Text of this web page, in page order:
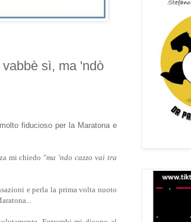
sì, ma 'ndò
fiducioso per la Maratona e
mi chiedo "ma 'ndo cazzo vai tra
e perla la prima volta nuoto